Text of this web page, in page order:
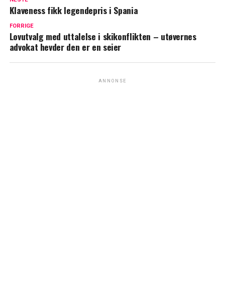
Klaveness fikk legendepris i Spania
FORRIGE
Lovutvalg med uttalelse i skikonflikten – utøvernes
advokat hevder den er en seier
ANNONSE